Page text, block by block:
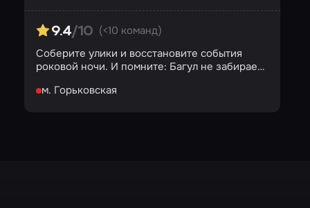
9.4/10 (<10 команд)
Соберите улики и восстановите события
роковой ночи. И помните: Багул не забирает
м. Горьковская